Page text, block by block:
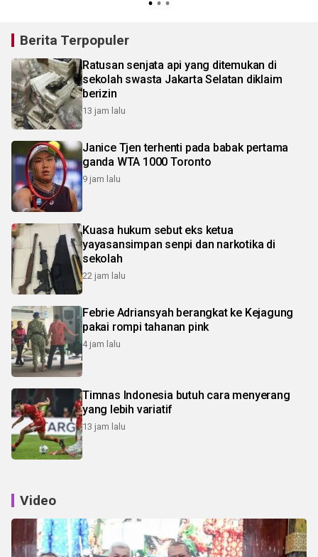
Berita Terpopuler
Ratusan senjata api yang ditemukan di
sekolah swasta Jakarta Selatan diklaim
berizin
13 jam lalu
Janice Tjen terhenti pada babak pertama
ganda WTA 1000 Toronto
9 jam lalu
Kuasa hukum sebut eks ketua
yayasansimpan senpi dan narkotika di
sekolah
22 jam lalu
Febrie Adriansyah berangkat ke Kejagung
pakai rompi tahanan pink
4 jam lalu
Timnas Indonesia butuh cara menyerang
yang lebih variatif
13 jam lalu
Video